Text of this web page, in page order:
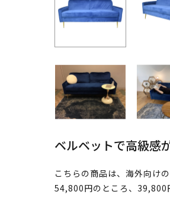
ベルベットで高級感
こちらの商品は、海外向け
54,800円のところ、39,800